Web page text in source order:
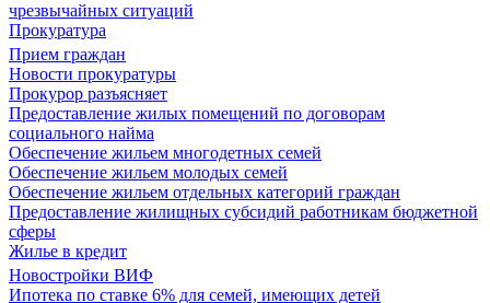
чрезвычайных ситуаций
Прокуратура
Прием граждан
Новости прокуратуры
Прокурор разъясняет
Предоставление жилых помещений по договорам
социального найма
Обеспечение жильем многодетных семей
Обеспечение жильем молодых семей
Обеспечение жильем отдельных категорий граждан
Предоставление жилищных субсидий работникам бюджетной
сферы
Жилье в кредит
Новостройки ВИФ
Ипотека по ставке 6% для семей, имеющих детей